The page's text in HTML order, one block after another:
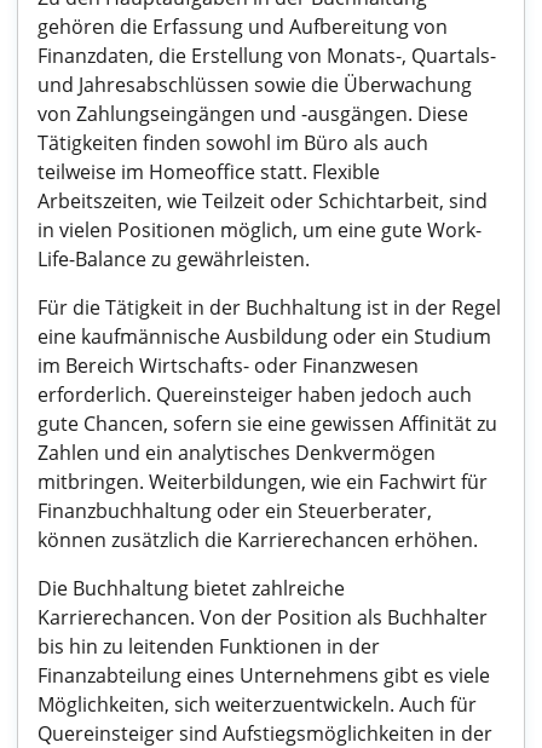
gehören die Erfassung und Aufbereitung von
Finanzdaten, die Erstellung von Monats-, Quartals-
und Jahresabschlüssen sowie die Überwachung
von Zahlungseingängen und -ausgängen. Diese
Tätigkeiten finden sowohl im Büro als auch
teilweise im Homeoffice statt. Flexible
Arbeitszeiten, wie Teilzeit oder Schichtarbeit, sind
in vielen Positionen möglich, um eine gute Work-
Life-Balance zu gewährleisten.
Für die Tätigkeit in der Buchhaltung ist in der Regel
eine kaufmännische Ausbildung oder ein Studium
im Bereich Wirtschafts- oder Finanzwesen
erforderlich. Quereinsteiger haben jedoch auch
gute Chancen, sofern sie eine gewissen Affinität zu
Zahlen und ein analytisches Denkvermögen
mitbringen. Weiterbildungen, wie ein Fachwirt für
Finanzbuchhaltung oder ein Steuerberater,
können zusätzlich die Karrierechancen erhöhen.
Die Buchhaltung bietet zahlreiche
Karrierechancen. Von der Position als Buchhalter
bis hin zu leitenden Funktionen in der
Finanzabteilung eines Unternehmens gibt es viele
Möglichkeiten, sich weiterzuentwickeln. Auch für
Quereinsteiger sind Aufstiegsmöglichkeiten in der